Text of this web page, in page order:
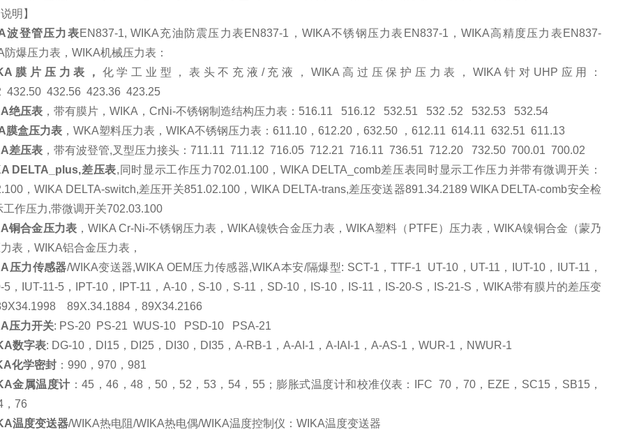
明】
波登管压力表EN837-1, WIKA充油防震压力表 EN837-1 ， WIKA不锈钢压力表 EN837-1 ，WIKA高精度压力表 EN837-
防爆压力表， WIKA机械压力表：
膜片压力表， 化学工业型，表头不充液 /充液， WIKA 高过压保护压力表， WIKA 针对 UHP 应用：
432.50 432.56 423.36 423.25
绝压表 ，带有膜片， WIKA ， CrNi-不锈钢制造结构压力表： 516.11 516.12 532.51 532 .52 532.53
532.54
膜盒压力表 ， WKA塑料压力表， WIKA不锈钢压力表： 611.10 ， 612.20 ， 632.50 ， 612.11 614.11 632.51 611.13
差压表 ，带有波登管,叉型压力接头： 711.11 711.12 716.05 712.21 716.11 736.51 712.20 732.50 700.01 700.02
DELTA_plus,差压表, 同时显示工作压力702.01.100，WIKA DELTA_comb差压表同时显示工作压力并带有微调开关：
，WIKA DELTA-switch,差压开关851.02.100，WIKA DELTA-trans,差压变送器891.34.2189 WIKA DELTA-comb安全检
工作压力,带微调开关702.03.100
铜合金压力表，WIKA Cr-Ni-不锈钢压力表，WIKA镍铁合金压力表，WIKA塑料（ PTFE）压力表，WIKA镍铜合金（蒙乃
表， WIKA铝合金压力表，
压力传感器/WIKA变送器,WIKA OEM压力传感器,WIKA本安/隔爆型: SCT-1 ，TTF-1 UT-10 ， UT-11 ， IUT-10， IUT-11 ，
5 ， IUT-11-5 ， IPT-10 ， IPT-11 ， A-10， S-10， S-11 ， SD-10， IS-10 ， IS-11 ， IS-20-S ， IS-21-S ， WIKA带有膜片的差压变
89X.34.1884 ， 89X34.2166
压力开关: PS-20 PS-21 WUS-10 PSD-10
PSA-21
数字表: DG-10 ， DI15 ， DI25 ， DI30 ， DI35 ， A-RB-1 ， A-AI-1 ， A-IAI-1 ， A-AS-1 ， WUR-1 ， NWUR-1
化学密封 ： 990 ， 970 ， 981
金属温度计 ：45 ，46 ，48 ， 50 ， 52 ， 53， 54， 55；膨胀式温度计和校准仪表： IFC 70， 70， EZE ， SC15， SB15，
， 76
温度变送器/WIKA热电阻/WIKA热电偶/WIKA温度控制仪： WIKA温度变送器